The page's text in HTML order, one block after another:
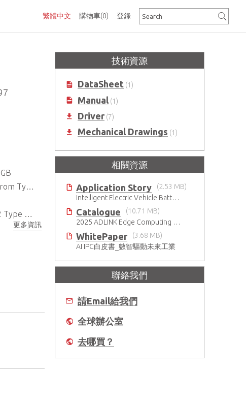
購物車(0)
繁體中文 登錄
or eDP
M.2 M-key
更多資訊
技術資源
DataSheet (1)
Manual (1)
Driver (7)
Mechanical Drawings (1)
相關資源
Application Story
(2.53 MB)
Intelligent Electric Vehicle Battery Manufacturing Solutions
Catalogue
(10.71 MB)
2025 ADLINK Edge Computing Platforms Catalog
WhitePaper
(3.68 MB)
AI IPC白皮書_數智驅動未來工業
聯絡我們
請Email給我們
全球辦公室
去哪買？